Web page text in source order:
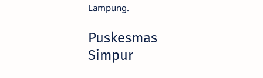
Lampung.
Puskesmas
Simpur